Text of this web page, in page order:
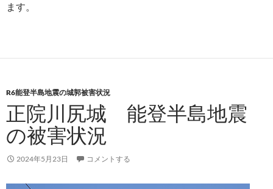
ます。
R6能登半島地震の城郭被害状況
正院川尻城 能登半島地震
の被害状況
2024年5月23日 コメントする